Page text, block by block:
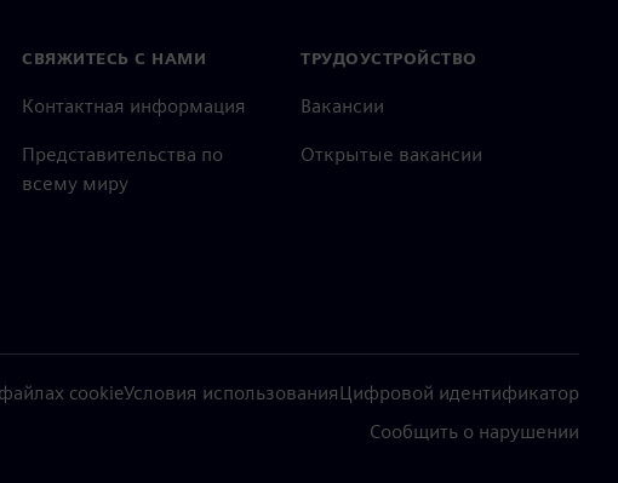
СВЯЖИТЕСЬ С НАМИ
Контактная информация
Представительства по
всему миру
ТРУДОУСТРОЙСТВО
Вакансии
Открытые вакансии
cookieУсловия использованияЦифровой идентификатор
Сообщить о нарушении